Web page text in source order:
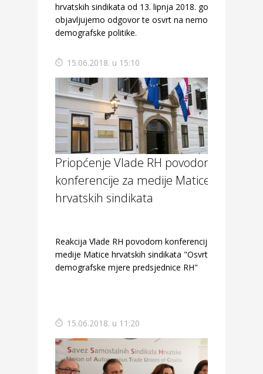
hrvatskih sindikata od 13. lipnja 2018. godine,
objavljujemo odgovor te osvrt na nemoć
demografske politike.
15.06.2018. u 15:10
Priopćenje Vlade RH povodom
konferencije za medije Matice
hrvatskih sindikata
Reakcija Vlade RH povodom konferencije za
medije Matice hrvatskih sindikata "Osvrt na
demografske mjere predsjednice RH"
15.06.2018. u 11:20